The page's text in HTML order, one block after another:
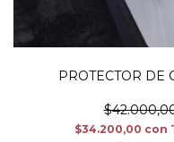
PROTECTOR
$34.200,00 con